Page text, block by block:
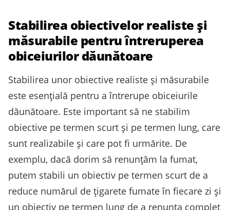
Stabilirea obiectivelor realiste și
măsurabile pentru întreruperea
obiceiurilor dăunătoare
Stabilirea unor obiective realiste și măsurabile
este esențială pentru a întrerupe obiceiurile
dăunătoare. Este important să ne stabilim
obiective pe termen scurt și pe termen lung, care
sunt realizabile și care pot fi urmărite. De
exemplu, dacă dorim să renunțăm la fumat,
putem stabili un obiectiv pe termen scurt de a
reduce numărul de țigarete fumate în fiecare zi și
un obiectiv pe termen lung de a renunța complet